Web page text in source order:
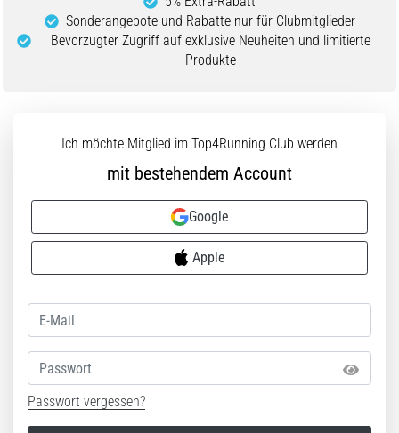
Symptome,
und
Leidest
oder
nach
dem
Laufen
unter
stechenden
Sonderangebote und Rabatte nur für Clubmitglieder
Bevorzugter Zugriff auf exklusive Neuheiten und limitierte
Produkte
Ich möchte Mitglied im Top4Running Club werden
mit bestehendem Account
Google
Apple
Passwort
Passwort vergessen?